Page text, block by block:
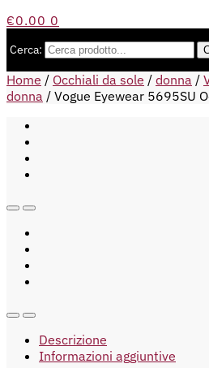
€0.00 0
Cerca:
Home / Occhiali da sole / donna /
donna / Vogue Eyewear 5695SU
Descrizione
Informazioni aggiuntive